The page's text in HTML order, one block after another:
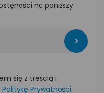
na poniższy
>
się z treścią i
Politykę Prywatności